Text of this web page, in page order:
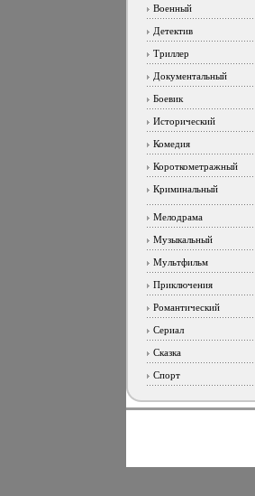
Военный
Детектив
Триллер
Документальный
Боевик
Исторический
Комедия
Короткометражный
Криминальный
Мелодрама
Музыкальный
Мультфильм
Приключения
Романтический
Сериал
Сказка
Спорт